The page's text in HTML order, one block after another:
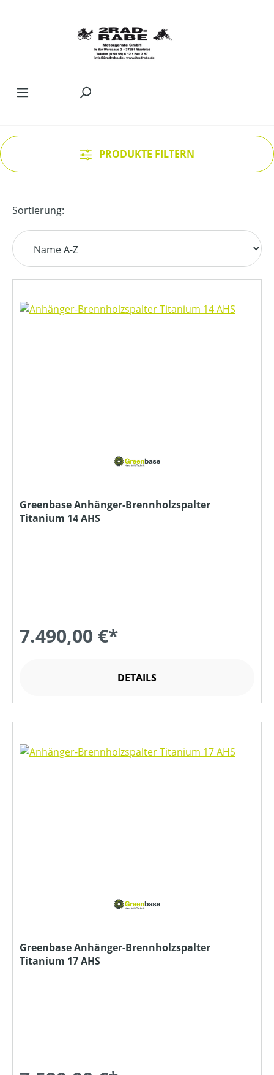
PRODUKTE FILTERN
Sortierung:
Greenbase Anhänger-Brennholzspalter
Titanium 14 AHS
7.490,00 €*
DETAILS
Greenbase Anhänger-Brennholzspalter
Titanium 17 AHS